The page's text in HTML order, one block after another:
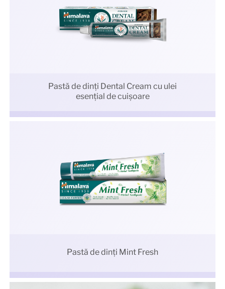
Pastă de dinți Dental Cream cu ulei
esențial de cuișoare
Pastă de dinți Mint Fresh